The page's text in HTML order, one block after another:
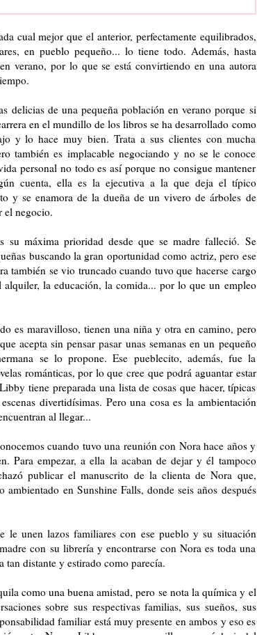
cual mejor que el anterior, perfectamente equilibrados,
en pueblo pequeño... lo tiene todo. Además, hasta
verano, por lo que se está convirtiendo en una autora
delicias de una pequeña población en verano porque si
en el mundillo de los libros se ha desarrollado como
y lo hace muy bien. Trata a sus clientes con mucha
también es implacable negociando y no se le conoce
personal no todo es así porque no consigue mantener
cuenta, ella es la ejecutiva a la que deja el típico
y se enamora de la dueña de un vivero de árboles de
el negocio.
su máxima prioridad desde que se madre falleció. Se
buscando la gran oportunidad como actriz, pero ese
también se vio truncado cuando tuvo que hacerse cargo
la educación, la comida... por lo que un empleo
es maravilloso, tienen una niña y otra en camino, pero
acepta sin pensar pasar unas semanas en un pequeño
se lo propone. Ese pueblecito, además, fue la
románticas, por lo que cree que podrá aguantar estar
tiene preparada una lista de cosas que hacer, típicas
divertidísimas. Pero una cosa es la ambientación
al llegar...
cuando tuvo una reunión con Nora hace años y
Para empezar, a ella la acaban de dejar y él tampoco
publicar el manuscrito de la clienta de Nora que,
en Sunshine Falls, donde seis años después
le unen lazos familiares con ese pueblo y su situación
con su librería y encontrarse con Nora es toda una
tan distante y estirado como parecía.
como una buena amistad, pero se nota la química y el
sobre sus respectivas familias, sus sueños, sus
familiar está muy presente en ambos y eso es